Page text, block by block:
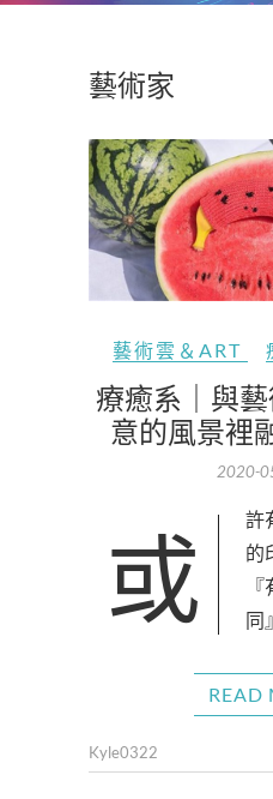
藝術家
藝術雲＆ART
療癒系｜與
意的風景裡
2020-
或許有些人對於藝術作品
的
同
READ
Kyle0322